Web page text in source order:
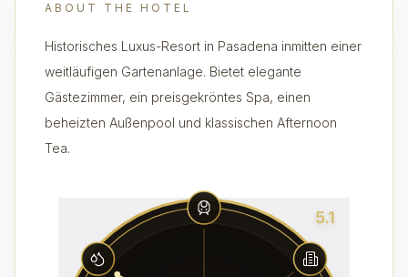
ABOUT THE HOTEL
Historisches Luxus-Resort in Pasadena inmitten einer
weitläufigen Gartenanlage. Bietet elegante
Gästezimmer, ein preisgekröntes Spa, einen
beheizten Außenpool und klassischen Afternoon
Tea.
5.1